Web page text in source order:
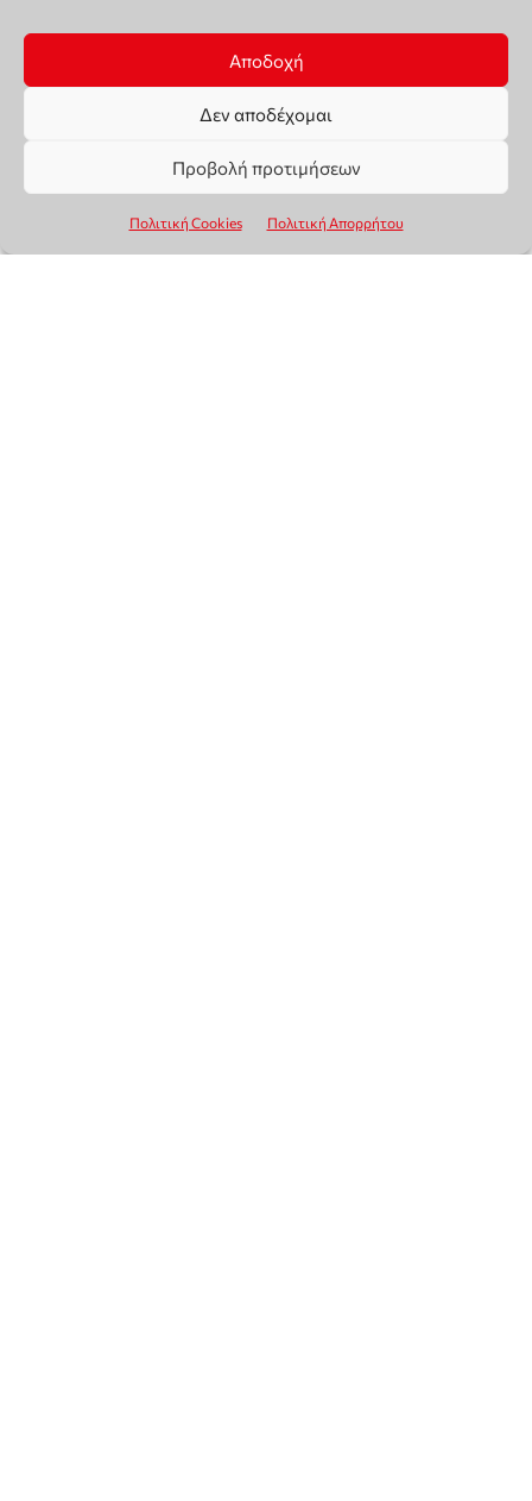
Αποδοχή
Δεν αποδέχομαι
Προβολή προτιμήσεων
Πολιτική Cookies Πολιτική Απορρήτου